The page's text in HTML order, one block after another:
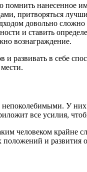
помнить
притворяться
довольно
и ставить
вознаграждение.
в себе
У них
все усилия,
человеком крайне
и